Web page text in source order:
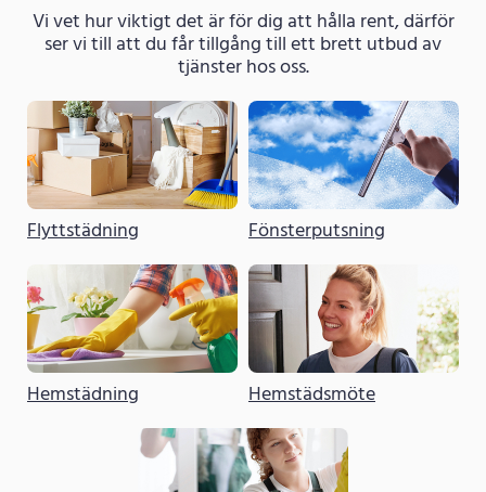
Vi vet hur viktigt det är för dig att hålla rent, därför
ser vi till att du får tillgång till ett brett utbud av
tjänster hos oss.
Flyttstädning Fönsterputsning
Hemstädning Hemstädsmöte